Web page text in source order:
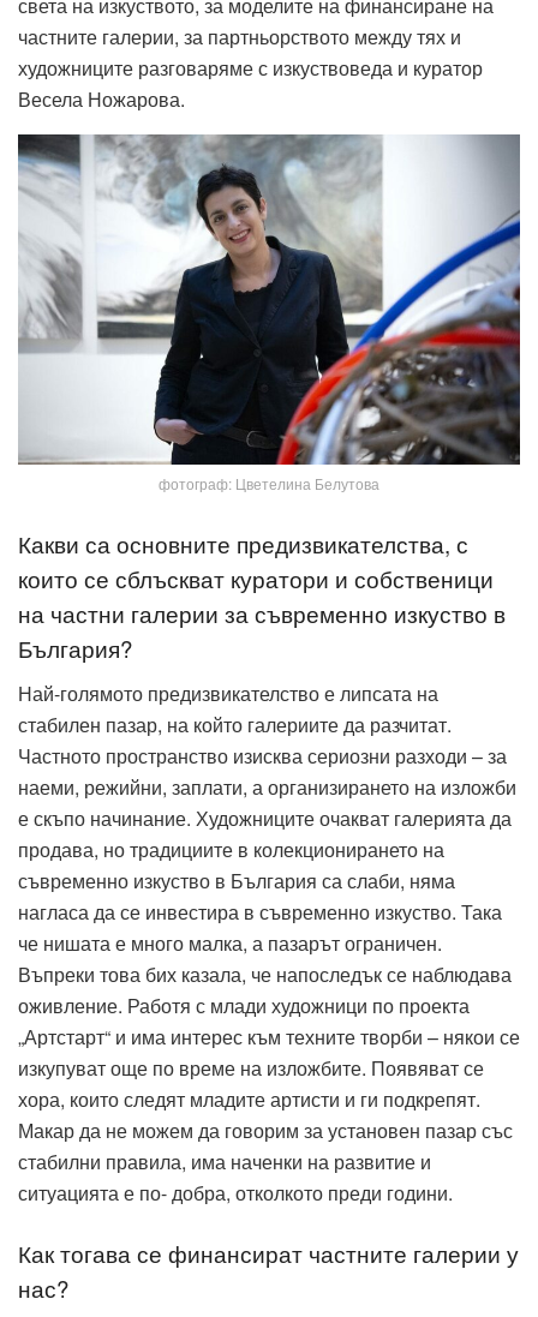
частните галерии, за партньорството между тях и
художниците разговаряме с изкуствоведа и куратор
Весела Ножарова.
фотограф: Цветелина Белутова
Какви са основните предизвикателства, с
които се сблъскват куратори и собственици
на частни галерии за съвременно изкуство в
България?
Най-голямото предизвикателство е липсата на
стабилен пазар, на който галериите да разчитат.
Частното пространство изисква сериозни разходи – за
наеми, режийни, заплати, а организирането на изложби
е скъпо начинание. Художниците очакват галерията да
продава, но традициите в колекционирането на
съвременно изкуство в България са слаби, няма
нагласа да се инвестира в съвременно изкуство. Така
че нишата е много малка, а пазарът ограничен.
Въпреки това бих казала, че напоследък се наблюдава
оживление. Работя с млади художници по проекта
„Артстарт“ и има интерес към техните творби – някои се
изкупуват още по време на изложбите. Появяват се
хора, които следят младите артисти и ги подкрепят.
Макар да не можем да говорим за установен пазар със
стабилни правила, има наченки на развитие и
ситуацията е по- добра, отколкото преди години.
Как тогава се финансират частните галерии у
нас?